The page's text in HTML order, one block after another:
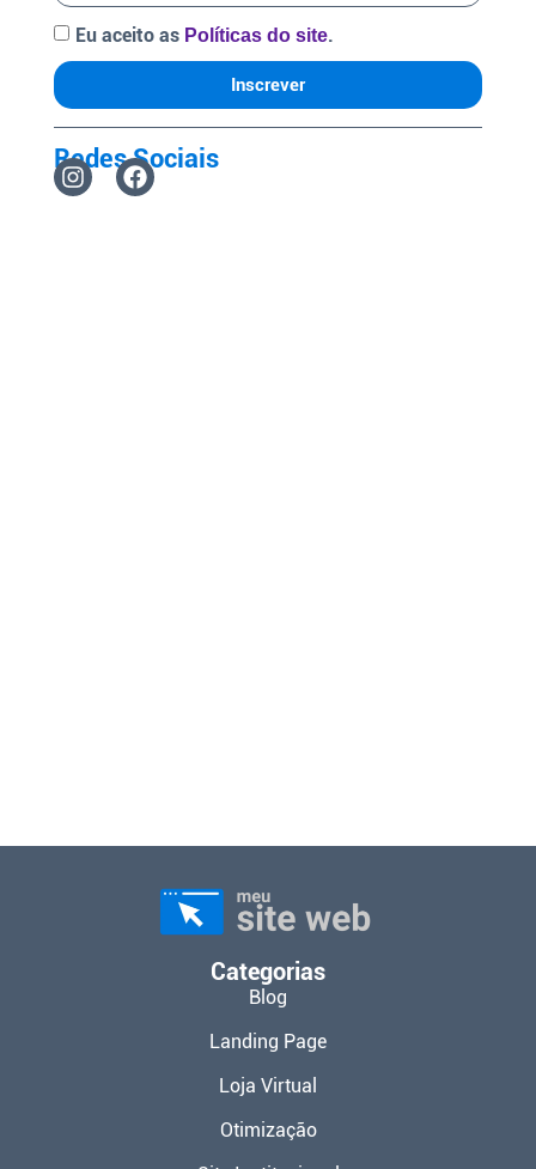
Eu aceito as Políticas do site.
Inscrever
Redes Sociais
Categorias
Blog
Landing Page
Loja Virtual
Otimização